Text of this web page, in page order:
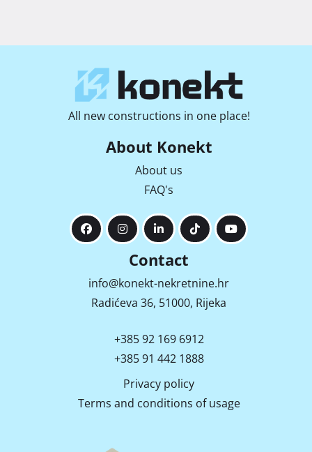
All new constructions in one place!
About Konekt
About us
FAQ's
Contact
info@konekt-nekretnine.hr
Radićeva 36, 51000, Rijeka
+385 92 169 6912
+385 91 442 1888
Privacy policy
Terms and conditions of usage